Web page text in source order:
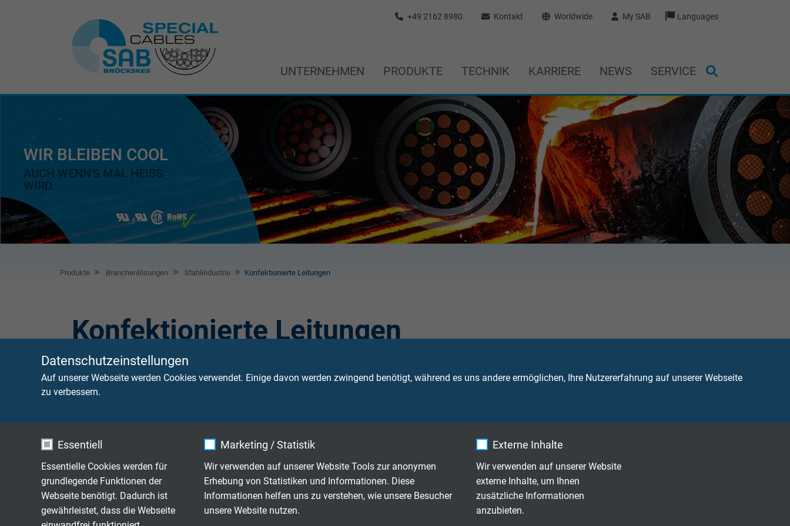
Datenschutzeinstellungen
Auf unserer Webseite werden Cookies verwendet. Einige davon werden zwingend benötigt, während es uns andere ermöglichen, Ihre Nutzererfahrung auf unserer Webseite
zu verbessern.
Essentiell
Essentielle Cookies werden für
grundlegende Funktionen der
Webseite benötigt. Dadurch ist
gewährleistet, dass die Webseite
Marketing / Statistik
Wir verwenden auf unserer Website Tools zur anonymen
Erhebung von Statistiken und Informationen. Diese
Informationen helfen uns zu verstehen, wie unsere Besucher
unsere Website nutzen.
Externe Inhalte
Wir verwenden auf unserer Website
externe Inhalte, um Ihnen
zusätzliche Informationen
anzubieten.
+49 2162 8980 Kontakt Worldwide My SAB Languages
UNTERNEHMEN PRODUKTE TECHNIK KARRIERE NEWS SERVICE
WIR BLEIBEN COOL
AUCH WENN'S MAL HEISS
WIRD.
Produkte Branchenlösungen Stahlindustrie Konfektionierte Leitungen
Konfektionierte Leitungen
Konfektionierte Leitungen
werden in der Stahlindustrie in Brammenguss-Anlagen eingesetzt. Diese Kabel verfügen über eine sehr hohe Temperaturresistenz
und werden von uns nach Kundenwunsch speziell angefertigt.